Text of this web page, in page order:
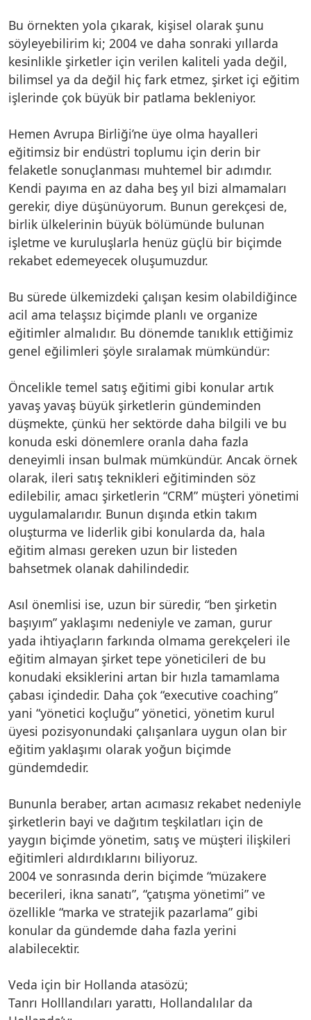
Bu örnekten yola çıkarak, kişisel olarak şunu
söyleyebilirim ki; 2004 ve daha sonraki yıllarda
kesinlikle şirketler için verilen kaliteli yada değil,
bilimsel ya da değil hiç fark etmez, şirket içi eğitim
işlerinde çok büyük bir patlama bekleniyor.
Hemen Avrupa Birliği’ne üye olma hayalleri
eğitimsiz bir endüstri toplumu için derin bir
felaketle sonuçlanması muhtemel bir adımdır.
Kendi payıma en az daha beş yıl bizi almamaları
gerekir, diye düşünüyorum. Bunun gerekçesi de,
birlik ülkelerinin büyük bölümünde bulunan
işletme ve kuruluşlarla henüz güçlü bir biçimde
rekabet edemeyecek oluşumuzdur.
Bu sürede ülkemizdeki çalışan kesim olabildiğince
acil ama telaşsız biçimde planlı ve organize
eğitimler almalıdır. Bu dönemde tanıklık ettiğimiz
genel eğilimleri şöyle sıralamak mümkündür:
Öncelikle temel satış eğitimi gibi konular artık
yavaş yavaş büyük şirketlerin gündeminden
düşmekte, çünkü her sektörde daha bilgili ve bu
konuda eski dönemlere oranla daha fazla
deneyimli insan bulmak mümkündür. Ancak örnek
olarak, ileri satış teknikleri eğitiminden söz
edilebilir, amacı şirketlerin “CRM” müşteri yönetimi
uygulamalarıdır. Bunun dışında etkin takım
oluşturma ve liderlik gibi konularda da, hala
eğitim alması gereken uzun bir listeden
bahsetmek olanak dahilindedir.
Asıl önemlisi ise, uzun bir süredir, “ben şirketin
başıyım” yaklaşımı nedeniyle ve zaman, gurur
yada ihtiyaçların farkında olmama gerekçeleri ile
eğitim almayan şirket tepe yöneticileri de bu
konudaki eksiklerini artan bir hızla tamamlama
çabası içindedir. Daha çok “executive coaching”
yani “yönetici koçluğu” yönetici, yönetim kurul
üyesi pozisyonundaki çalışanlara uygun olan bir
eğitim yaklaşımı olarak yoğun biçimde
gündemdedir.
Bununla beraber, artan acımasız rekabet nedeniyle
şirketlerin bayi ve dağıtım teşkilatları için de
yaygın biçimde yönetim, satış ve müşteri ilişkileri
eğitimleri aldırdıklarını biliyoruz.
2004 ve sonrasında derin biçimde “müzakere
becerileri, ikna sanatı”, “çatışma yönetimi” ve
özellikle “marka ve stratejik pazarlama” gibi
konular da gündemde daha fazla yerini
alabilecektir.
Veda için bir Hollanda atasözü;
Tanrı Holllandıları yarattı, Hollandalılar da